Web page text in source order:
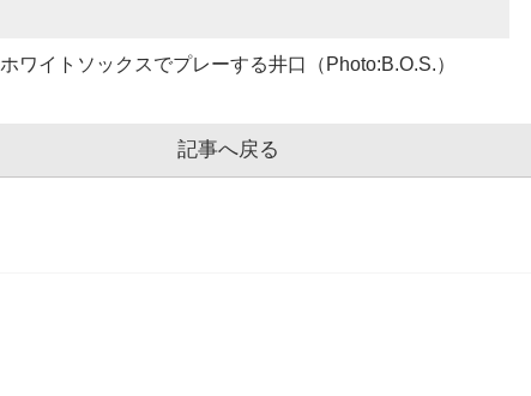
ホワイトソックスでプレーする井口（Photo:B.O.S.）
記事へ戻る